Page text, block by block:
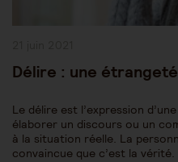
Délire : une
Le délire est l’expression
élaborer un discours ou un
à la situation réelle. La
convaincue que c’est la vérité.